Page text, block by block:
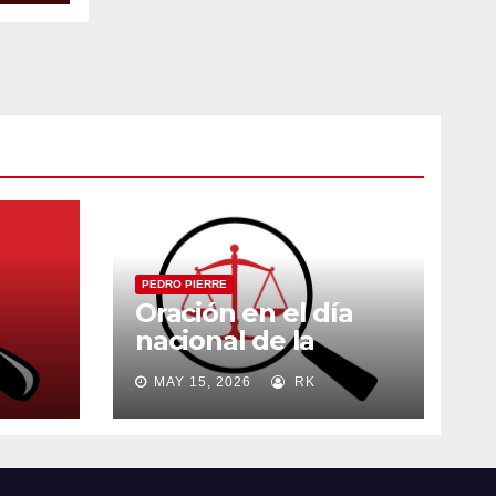
PEDRO PIERRE
Oración en el día
nacional de la
madre
MAY 15, 2026 RK